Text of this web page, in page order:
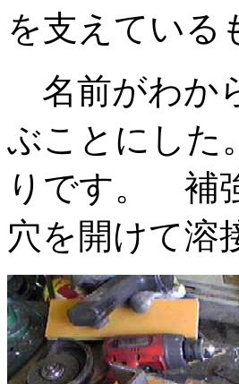
を支えてい
名前がわか
ぶことにし
りです。 補
穴を開けて溶